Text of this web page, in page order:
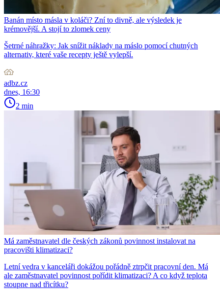
Banán místo másla v koláči? Zní to divně, ale výsledek je
krémovější. A stojí to zlomek ceny
Šetrné náhražky: Jak snížit náklady na máslo pomocí chutných
alternativ, které vaše recepty ještě vylepší.
adbz.cz
dnes, 16:30
2 min
Má zaměstnavatel dle českých zákonů povinnost instalovat na
pracovišti klimatizaci?
Letní vedra v kanceláři dokážou pořádně ztrpčit pracovní den. Má
ale zaměstnavatel povinnost pořídit klimatizaci? A co když teplota
stoupne nad třicítku?